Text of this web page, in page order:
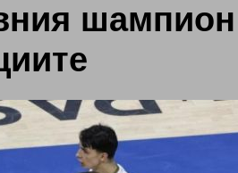
шампион